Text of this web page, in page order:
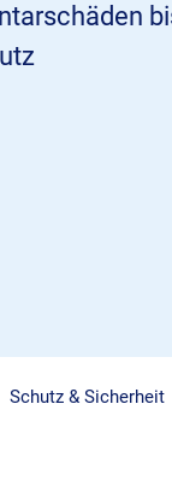
Schutz & Sicherheit